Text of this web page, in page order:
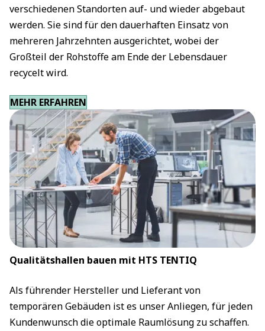
verschiedenen Standorten auf- und wieder abgebaut
werden. Sie sind für den dauerhaften Einsatz von
mehreren Jahrzehnten ausgerichtet, wobei der
Großteil der Rohstoffe am Ende der Lebensdauer
recycelt wird.
MEHR ERFAHREN
Qualitätshallen bauen mit HTS TENTIQ
Als führender Hersteller und Lieferant von
temporären Gebäuden ist es unser Anliegen, für jeden
Kundenwunsch die optimale Raumlösung zu schaffen.